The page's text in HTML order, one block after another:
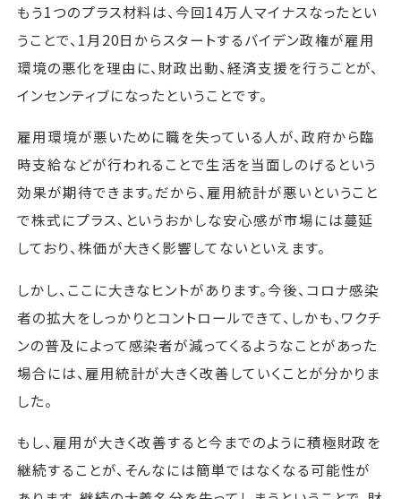
もう1つのプラス材料は、今回14万人マイナスなったとい
うことで、1月20日からスタートするバイデン政権が雇用
環境の悪化を理由に、財政出動、経済支援を行うことが、
インセンティブになったということです。
雇用環境が悪いために職を失っている人が、政府から臨
時支給などが行われることで生活を当面しのげるという
効果が期待できます。だから、雇用統計が悪いということ
で株式にプラス、というおかしな安心感が市場には蔓延
しており、株価が大きく影響してないといえます。
しかし、ここに大きなヒントがあります。今後、コロナ感染
者の拡大をしっかりとコントロールできて、しかも、ワクチ
ンの普及によって感染者が減ってくるようなことがあった
場合には、雇用統計が大きく改善していくことが分かりま
した。
もし、雇用が大きく改善すると今までのように積極財政を
継続することが、そんなには簡単ではなくなる可能性が